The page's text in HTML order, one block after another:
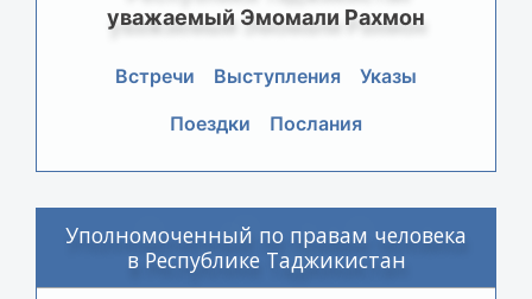
уважаемый Эмомали Рахмон
Встречи Выступления
Указы
Поездки
Послания
Уполномоченный по правам человека
в Республике Таджикистан